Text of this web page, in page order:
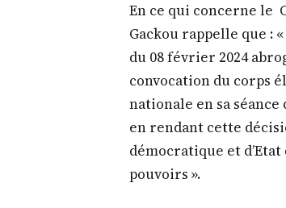
En ce qui concerne le
Gackou rappelle que :
du 08 février 2024
convocation du corps
nationale en sa
en rendant cette
démocratique et
pouvoirs ».